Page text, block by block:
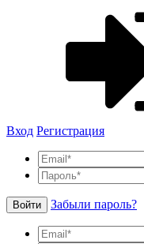
Вход Регистрация
Войти Забыли пароль?